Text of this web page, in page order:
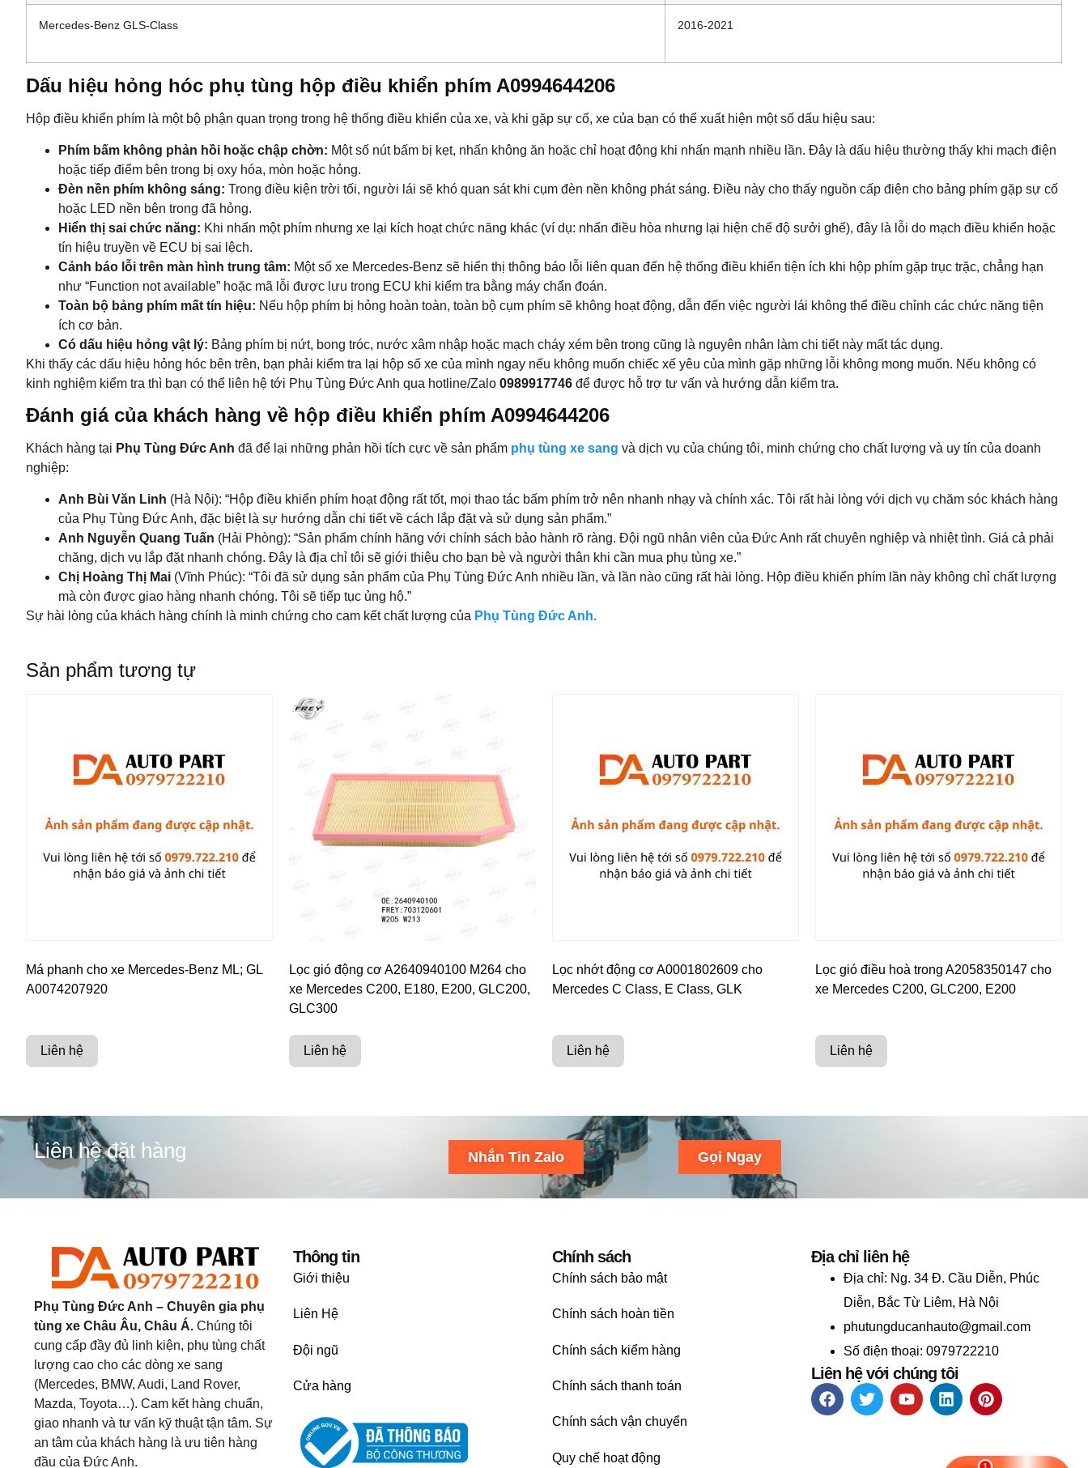
Mercedes-Benz GLS-Class 2016-2021
Dấu hiệu hỏng hóc phụ tùng hộp điều khiển phím A0994644206
Hộp điều khiển phím là một bộ phận quan trọng trong hệ thống điều khiển của xe, và khi gặp sự cố, xe của bạn có thể xuất hiện một số dấu hiệu sau:
Phím bấm không phản hồi hoặc chập chờn: Một số nút bấm bị kẹt, nhấn không ăn hoặc chỉ hoạt động khi nhấn mạnh nhiều lần. Đây là dấu hiệu thường thấy khi mạch điện
hoặc tiếp điểm bên trong bị oxy hóa, mòn hoặc hỏng.
Đèn nền phím không sáng: Trong điều kiện trời tối, người lái sẽ khó quan sát khi cụm đèn nền không phát sáng. Điều này cho thấy nguồn cấp điện cho bảng phím gặp sự cố
hoặc LED nền bên trong đã hỏng.
Hiển thị sai chức năng: Khi nhấn một phím nhưng xe lại kích hoạt chức năng khác (ví dụ: nhấn điều hòa nhưng lại hiện chế độ sưởi ghế), đây là lỗi do mạch điều khiển hoặc
tín hiệu truyền về ECU bị sai lệch.
Cảnh báo lỗi trên màn hình trung tâm: Một số xe Mercedes-Benz sẽ hiển thị thông báo lỗi liên quan đến hệ thống điều khiển tiện ích khi hộp phím gặp trục trặc, chẳng hạn
như “Function not available” hoặc mã lỗi được lưu trong ECU khi kiểm tra bằng máy chẩn đoán.
Toàn bộ bảng phím mất tín hiệu: Nếu hộp phím bị hỏng hoàn toàn, toàn bộ cụm phím sẽ không hoạt động, dẫn đến việc người lái không thể điều chỉnh các chức năng tiện
ích cơ bản.
Có dấu hiệu hỏng vật lý: Bảng phím bị nứt, bong tróc, nước xâm nhập hoặc mạch cháy xém bên trong cũng là nguyên nhân làm chi tiết này mất tác dụng.
Khi thấy các dấu hiệu hỏng hóc bên trên, bạn phải kiểm tra lại hộp số xe của mình ngay nếu không muốn chiếc xế yêu của mình gặp những lỗi không mong muốn. Nếu không có
kinh nghiệm kiểm tra thì bạn có thể liên hệ tới Phụ Tùng Đức Anh qua hotline/Zalo 0989917746 để được hỗ trợ tư vấn và hướng dẫn kiểm tra.
Đánh giá của khách hàng về hộp điều khiển phím A0994644206
Khách hàng tại Phụ Tùng Đức Anh đã để lại những phản hồi tích cực về sản phẩm phụ tùng xe sang và dịch vụ của chúng tôi, minh chứng cho chất lượng và uy tín của doanh
nghiệp:
Anh Bùi Văn Linh (Hà Nội): “Hộp điều khiển phím hoạt động rất tốt, mọi thao tác bấm phím trở nên nhanh nhạy và chính xác. Tôi rất hài lòng với dịch vụ chăm sóc khách hàng
của Phụ Tùng Đức Anh, đặc biệt là sự hướng dẫn chi tiết về cách lắp đặt và sử dụng sản phẩm.”
Anh Nguyễn Quang Tuấn (Hải Phòng): “Sản phẩm chính hãng với chính sách bảo hành rõ ràng. Đội ngũ nhân viên của Đức Anh rất chuyên nghiệp và nhiệt tình. Giá cả phải
chăng, dịch vụ lắp đặt nhanh chóng. Đây là địa chỉ tôi sẽ giới thiệu cho bạn bè và người thân khi cần mua phụ tùng xe.”
Chị Hoàng Thị Mai (Vĩnh Phúc): “Tôi đã sử dụng sản phẩm của Phụ Tùng Đức Anh nhiều lần, và lần nào cũng rất hài lòng. Hộp điều khiển phím lần này không chỉ chất lượng
mà còn được giao hàng nhanh chóng. Tôi sẽ tiếp tục ủng hộ.”
Sự hài lòng của khách hàng chính là minh chứng cho cam kết chất lượng của Phụ Tùng Đức Anh.
Sản phẩm tương tự
Má phanh cho xe Mercedes-Benz ML; GL
A0074207920
Liên hệ
Lọc gió động cơ A2640940100 M264 cho
xe Mercedes C200, E180, E200, GLC200,
GLC300
Liên hệ
Lọc nhớt động cơ A0001802609 cho
Mercedes C Class, E Class, GLK
Liên hệ
Lọc gió điều hoà trong A2058350147 cho
xe Mercedes C200, GLC200, E200
Liên hệ
Liên hệ đặt hàng Nhắn Tin Zalo Gọi Ngay
Phụ Tùng Đức Anh – Chuyên gia phụ
tùng xe Châu Âu, Châu Á. Chúng tôi
cung cấp đầy đủ linh kiện, phụ tùng chất
lượng cao cho các dòng xe sang
(Mercedes, BMW, Audi, Land Rover,
Mazda, Toyota…). Cam kết hàng chuẩn,
giao nhanh và tư vấn kỹ thuật tận tâm. Sự
an tâm của khách hàng là ưu tiên hàng
đầu của Đức Anh.
Thông tin
Giới thiệu
Liên Hệ
Đội ngũ
Cửa hàng
Chính sách
Chính sách bảo mật
Chính sách hoàn tiền
Chính sách kiểm hàng
Chính sách thanh toán
Chính sách vận chuyển
Quy chế hoạt động
Địa chỉ liên hệ
Địa chỉ: Ng. 34 Đ. Cầu Diễn, Phúc
Diễn, Bắc Từ Liêm, Hà Nội
phutungducanhauto@gmail.com
Số điện thoại: 0979722210
Liên hệ với chúng tôi
1